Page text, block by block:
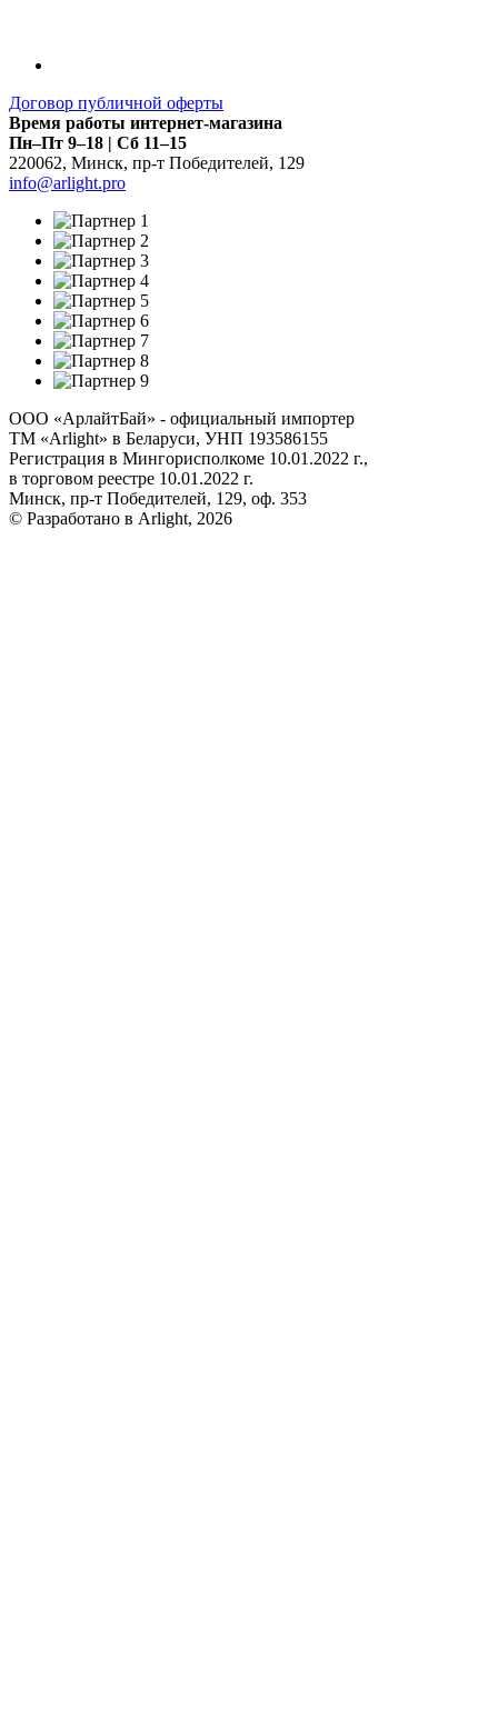
Договор публичной оферты
Время работы интернет-магазина
Пн–Пт 9–18 | Сб 11–15
220062, Минск, пр-т Победителей, 129
info@arlight.pro
ООО «АрлайтБай» - официальный импортер
ТМ «Arlight» в Беларуси, УНП 193586155
Регистрация в Мингорисполкоме 10.01.2022 г.,
в торговом реестре 10.01.2022 г.
Минск, пр-т Победителей, 129, оф. 353
© Разработано в Arlight, 2026